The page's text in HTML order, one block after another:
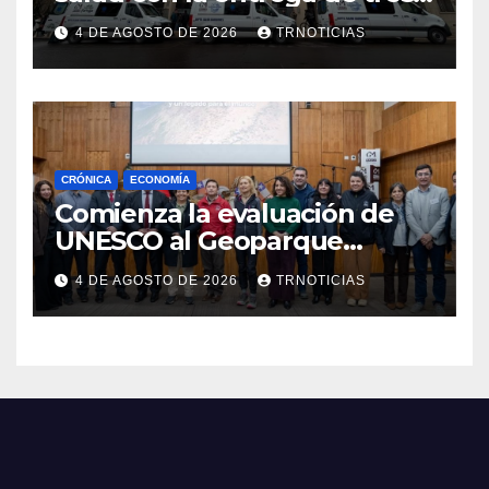
nuevas ambulancias para
Cauquenes y Sagrada Familia
4 DE AGOSTO DE 2026 TRNOTICIAS
CRÓNICA ECONOMÍA
Comienza la evaluación de
UNESCO al Geoparque
Aspirante Pillanmapu en el
Maule
4 DE AGOSTO DE 2026 TRNOTICIAS